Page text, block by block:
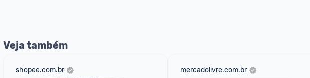
Veja também
shopee.com.br mercadolivre.com.br